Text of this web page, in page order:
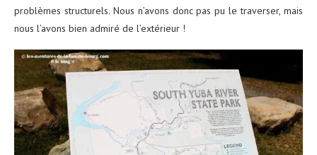
problèmes structurels. Nous n’avons donc pas pu le traverser, mais
nous l’avons bien admiré de l’extérieur !